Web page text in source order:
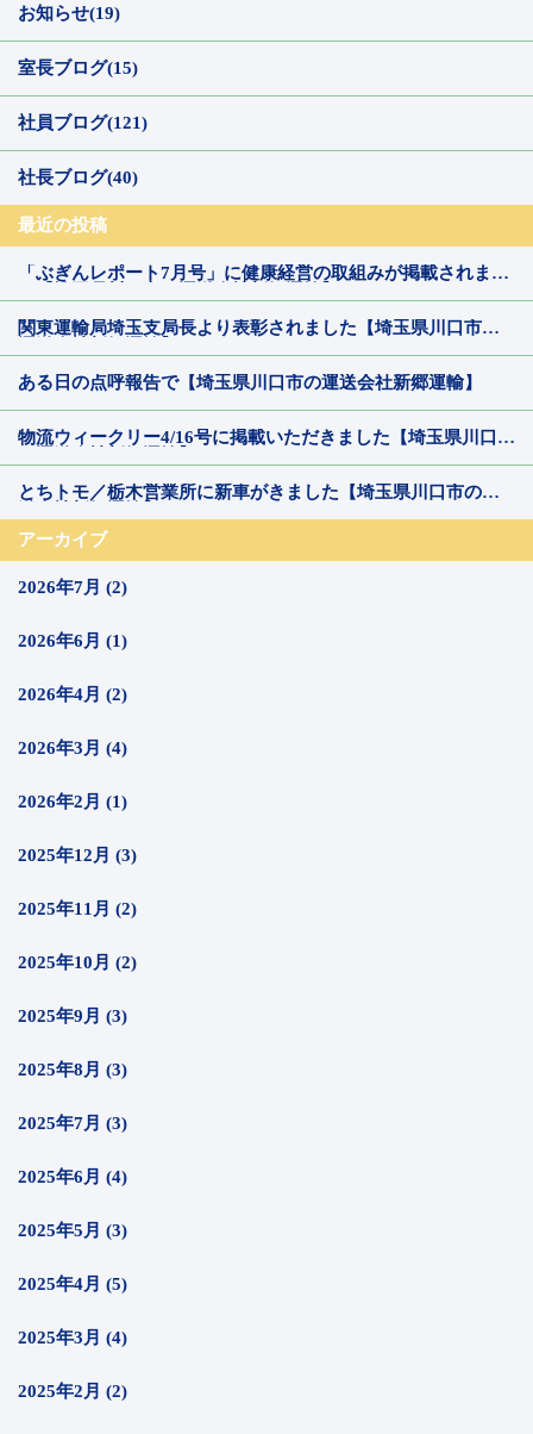
お知らせ(19)
室長ブログ(15)
社員ブログ(121)
社長ブログ(40)
最近の投稿
「ぶぎんレポート7月号」に健康経営の取組みが掲載されまし
関東運輸局埼玉支局長より表彰されました【埼玉県川口市の
ある日の点呼報告で【埼玉県川口市の運送会社新郷運輸】
物流ウィークリー4/16号に掲載いただきました【埼玉県川口市
とちトモ／栃木営業所に新車がきました【埼玉県川口市の運
アーカイブ
2026年7月 (2)
2026年6月 (1)
2026年4月 (2)
2026年3月 (4)
2026年2月 (1)
2025年12月 (3)
2025年11月 (2)
2025年10月 (2)
2025年9月 (3)
2025年8月 (3)
2025年7月 (3)
2025年6月 (4)
2025年5月 (3)
2025年4月 (5)
2025年3月 (4)
2025年2月 (2)